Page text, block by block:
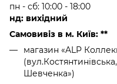
пн - сб: 10:00 - 18:00
нд: вихідний
Самовивіз в м. Київ: **
магазин «ALP
Шевченка»)